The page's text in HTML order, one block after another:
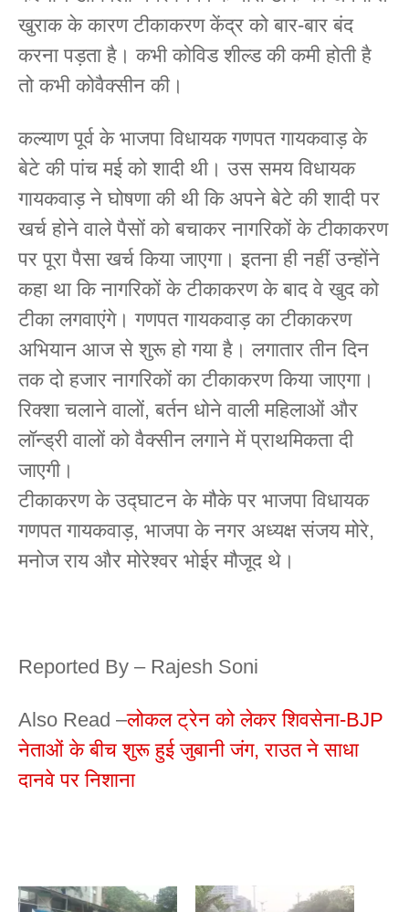
खुराक के कारण टीकाकरण केंद्र को बार-बार बंद
करना पड़ता है। कभी कोविड शील्ड की कमी होती है
तो कभी कोवैक्सीन की।
कल्याण पूर्व के भाजपा विधायक गणपत गायकवाड़ के
बेटे की पांच मई को शादी थी। उस समय विधायक
गायकवाड़ ने घोषणा की थी कि अपने बेटे की शादी पर
खर्च होने वाले पैसों को बचाकर नागरिकों के टीकाकरण
पर पूरा पैसा खर्च किया जाएगा। इतना ही नहीं उन्होंने
कहा था कि नागरिकों के टीकाकरण के बाद वे खुद को
टीका लगवाएंगे। गणपत गायकवाड़ का टीकाकरण
अभियान आज से शुरू हो गया है। लगातार तीन दिन
तक दो हजार नागरिकों का टीकाकरण किया जाएगा।
रिक्शा चलाने वालों, बर्तन धोने वाली महिलाओं और
लॉन्ड्री वालों को वैक्सीन लगाने में प्राथमिकता दी
जाएगी।
टीकाकरण के उद्घाटन के मौके पर भाजपा विधायक
गणपत गायकवाड़, भाजपा के नगर अध्यक्ष संजय मोरे,
मनोज राय और मोरेश्वर भोईर मौजूद थे।
Reported By – Rajesh Soni
Also Read –लोकल ट्रेन को लेकर शिवसेना-BJP
नेताओं के बीच शुरू हुई जुबानी जंग, राउत ने साधा
दानवे पर निशाना